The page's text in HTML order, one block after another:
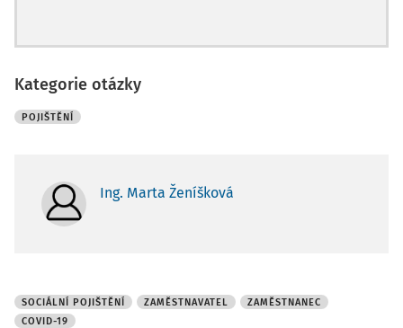
Kategorie otázky
POJIŠTĚNÍ
Ing. Marta Ženíšková
SOCIÁLNÍ POJIŠTĚNÍ ZAMĚSTNAVATEL
ZAMĚSTNANEC
COVID-19